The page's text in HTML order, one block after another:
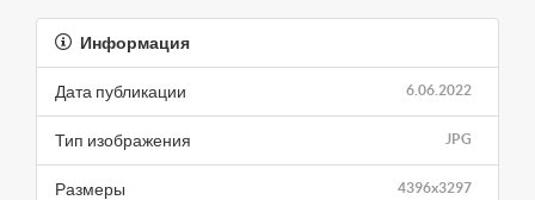
Информация
6.06.2022
Дата публикации
JPG
Тип изображения
4396x3297
Размеры